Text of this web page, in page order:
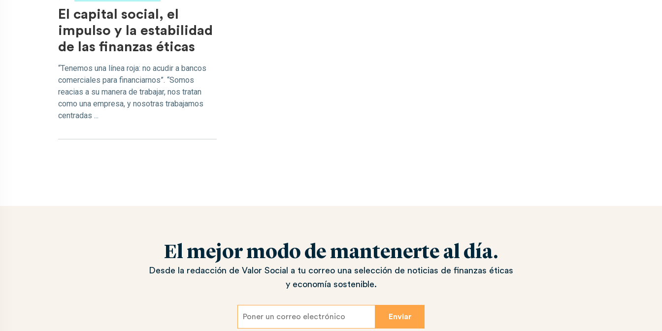
El capital social, el
impulso y la estabilidad
de las finanzas éticas
“Tenemos una línea roja: no acudir a bancos
comerciales para financiarnos”. “Somos
reacias a su manera de trabajar, nos tratan
como una empresa, y nosotras trabajamos
centradas ...
El mejor modo de mantenerte al día.
Desde la redacción de Valor Social a tu correo una selección de noticias de finanzas éticas
y economía sostenible.